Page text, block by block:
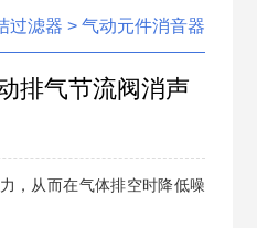
过滤器 > 气动元件消音器
排气节流阀消声
，从而在气体排空时降低噪